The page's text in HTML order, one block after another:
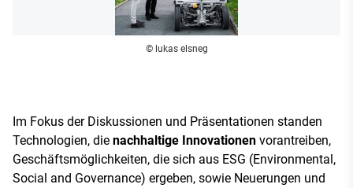
© lukas elsneg
Im Fokus der Diskussionen und Präsentationen standen
Technologien, die nachhaltige Innovationen vorantreiben,
Geschäftsmöglichkeiten, die sich aus ESG (Environmental,
Social and Governance) ergeben, sowie Neuerungen und